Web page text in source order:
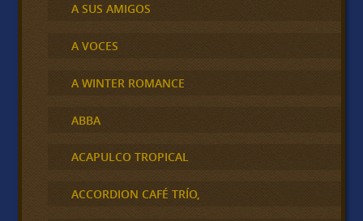
A SUS AMIGOS
A VOCES
A WINTER ROMANCE
ABBA
ACAPULCO TROPICAL
ACCORDION CAFÉ TRÍO,